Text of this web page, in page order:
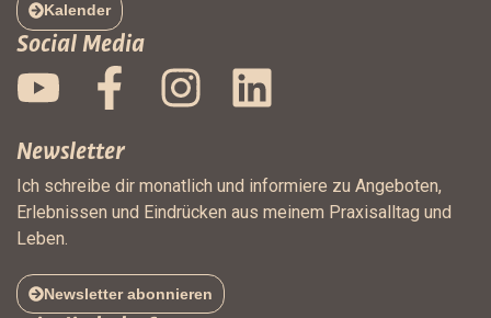
Kalender
Social Media
Newsletter
Ich schreibe dir monatlich und informiere zu Angeboten,
Erlebnissen und Eindrücken aus meinem Praxisalltag und
Leben.
Newsletter abonnieren